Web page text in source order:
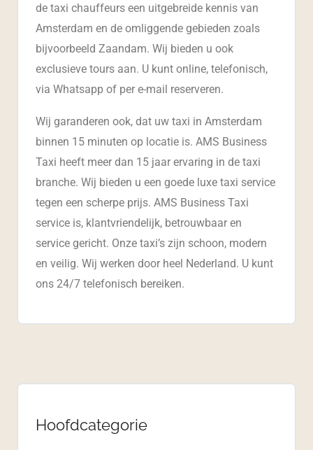
de taxi chauffeurs een uitgebreide kennis van
Amsterdam en de omliggende gebieden zoals
bijvoorbeeld Zaandam. Wij bieden u ook
exclusieve tours aan. U kunt online, telefonisch,
via Whatsapp of per e-mail reserveren.
Wij garanderen ook, dat uw taxi in Amsterdam
binnen 15 minuten op locatie is. AMS Business
Taxi heeft meer dan 15 jaar ervaring in de taxi
branche. Wij bieden u een goede luxe taxi service
tegen een scherpe prijs. AMS Business Taxi
service is, klantvriendelijk, betrouwbaar en
service gericht. Onze taxi’s zijn schoon, modern
en veilig. Wij werken door heel Nederland. U kunt
ons 24/7 telefonisch bereiken.
Hoofdcategorie